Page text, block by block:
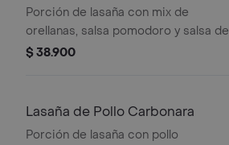
Porción de lasaña con mix de
orellanas, salsa pomodoro y salsa de
champiñones, gratinada con queso
$ 38.900
Lasaña de Pollo Carbonara
Porción de lasaña con pollo